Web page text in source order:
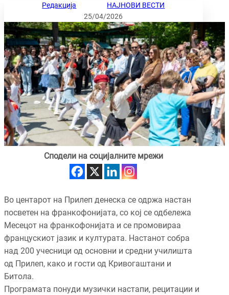
Редакција
НАЈНОВИ ВЕСТИ
25/04/2026
Сподели на социјалните мрежи
Во центарот на Прилеп денеска се одржа настан
посветен на франкофонијата, со кој се одбележа
Месецот на франкофонијата и се промовираа
францускиот јазик и културата. Настанот собра
над 200 учесници од основни и средни училишта
од Прилеп, како и гости од Кривогаштани и
Битола.
Програмата понуди музички настапи, рецитации и